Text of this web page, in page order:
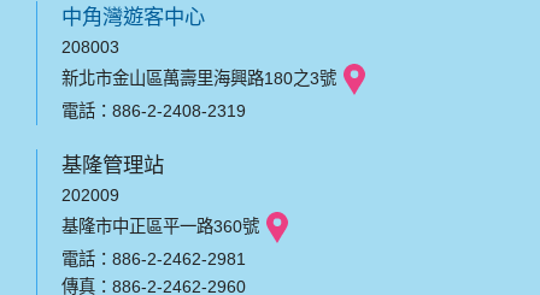
中角灣遊客中心
208003
新北市金山區萬壽里海興路180之3號
電話：886-2-2408-2319
基隆管理站
202009
基隆市中正區平一路360號
電話：886-2-2462-2981
傳真：886-2-2462-2960